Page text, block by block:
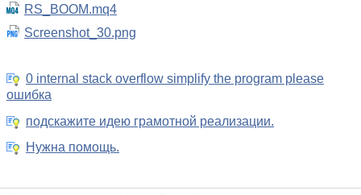
RS_BOOM.mq4
Screenshot_30.png
0 internal stack overflow simplify the program please
ошибка
подскажите идею грамотной реализации.
Нужна помощь.